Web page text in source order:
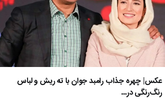
عکس| چهره جذاب رامبد جوان با ته ریش و لباس
رنگ‌رنگی در…